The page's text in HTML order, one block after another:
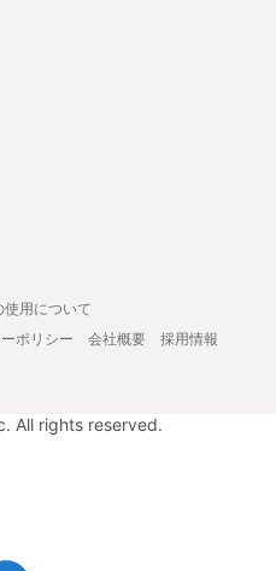
用について
ポリシー 会社概要
採用情報
All rights reserved.